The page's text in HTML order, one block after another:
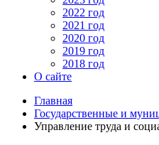
2022 год
2021 год
2020 год
2019 год
2018 год
О сайте
Главная
Государственные и
Управление труда и